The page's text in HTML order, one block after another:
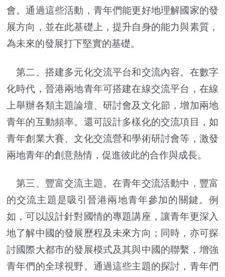
會。通過這些活動，青年們能更好地理解國家的發
展方向，並在此基礎上，提升自身的能力與素質，
為未來的發展打下堅實的基礎。
第二、搭建多元化交流平台和交流內容。在數字
化時代，晉港兩地青年可搭建在線交流平台，在線
上舉辦各類主題論壇、研討會及文化節，增加兩地
青年的互動頻率。還可設計多樣化的交流項目，如
青年創業大賽、文化交流營和學術研討會等，激發
兩地青年的創意熱情，促進彼此的合作與成長。
第三、豐富交流主題。在青年交流活動中，豐富
的交流主題是吸引晉港兩地青年參加的關鍵。例
如，可以設計針對國情的專題講座，讓青年更深入
地了解中國的發展歷程及未來方向；同時，亦可探
討國際大都市的發展模式及其與中國的聯繫，增強
青年們的全球視野。通過這些主題的探討，青年們